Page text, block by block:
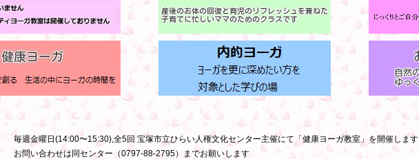
毎週金曜日(14:00〜15:30),全5回 宝塚市立ひらい人権文化センター主催にて「健康ヨーガ教室」を開催します
お問い合わせは同センター（0797-88-2795）までお願いします